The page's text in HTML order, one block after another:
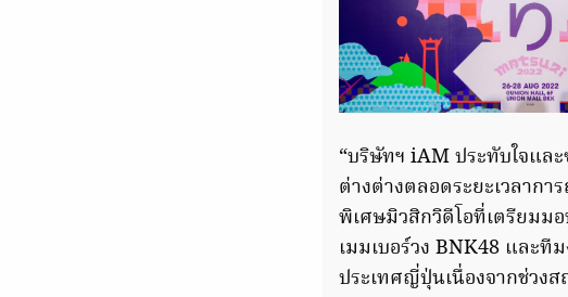
“บริษัทฯ iAM ประทับใจแล
ต่างต่างตลอดระยะเวลาก
พิเศษมิวสิกวิดีโอที่เตรียมม
เมมเบอร์วง BNK48 และ
ประเทศญี่ปุ่นเนื่องจากช่วง